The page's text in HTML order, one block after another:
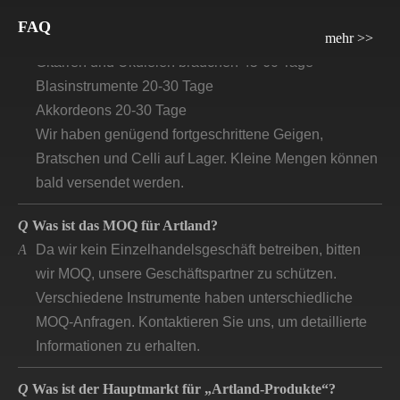
FAQ
mehr >>
A Violinen, Bratsche, Celli: 30 Tage–45 Tage
Wir haben genügend fortgeschrittene Geigen,
Bratschen und Celli auf Lager. Kleine Mengen können
A
Da wir kein Einzelhandelsgeschäft betreiben, bitten
wir MOQ, unsere Geschäftspartner zu schützen.
Verschiedene Instrumente haben unterschiedliche
Informationen zu erhalten.